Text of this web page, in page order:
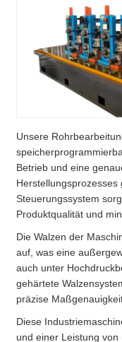
Unsere
Betrieb und eine
Steuerungssystem
Produktqualität und
Die Walzen der
auf, was eine
auch unter
gehärtete
präzise
Diese
und einer Leistung